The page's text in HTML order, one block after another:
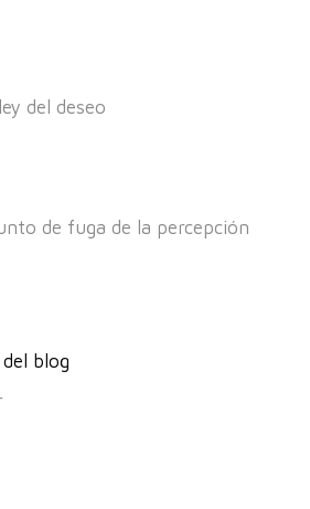
del deseo
de fuga de la percepción
blog